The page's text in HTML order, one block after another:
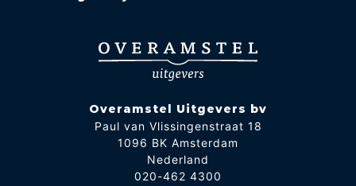
Overamstel Uitgevers bv
Paul van Vlissingenstraat 18
1096 BK Amsterdam
Nederland
020-462 4300